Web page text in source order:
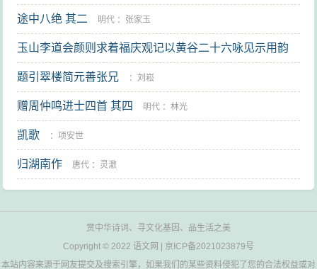
途中八绝 其二 明代 ： 张家玉
玉山李道会颜则求着福庆观记以黄谷二十六咏见示用韵
以寄 其三 明代：郑真
题引翠楼简元善张兄 ：刘崧
赠周仲鸣进士四首 其四 明代 ：林光
凯歌 ：项安世
归湖南作 唐代 ： 灵澈
赏中华诗词、寻文化基因、品生活之美
Copyright © 2022 语文网
京ICP备2021023879号
本站内容来源于网友提交及搜索引擎，如果我们的某些资料侵犯了您的合法权益或对